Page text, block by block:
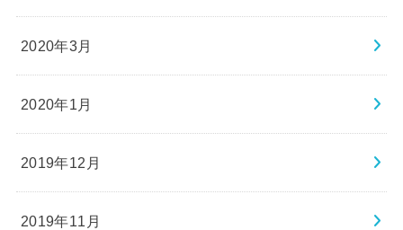
2020年3月
2020年1月
2019年12月
2019年11月